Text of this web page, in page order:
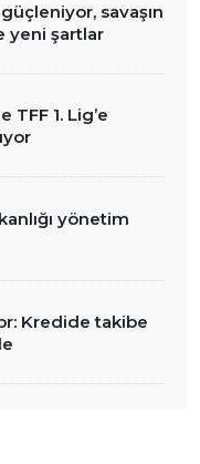
savaşın
yeni şartlar
TFF 1. Lig’e
yönetim
Kredide takibe